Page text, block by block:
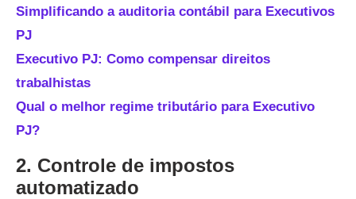
Simplificando a auditoria contábil para Executivos
PJ
Executivo PJ: Como compensar direitos
trabalhistas
Qual o melhor regime tributário para Executivo
PJ?
2. Controle de impostos
automatizado